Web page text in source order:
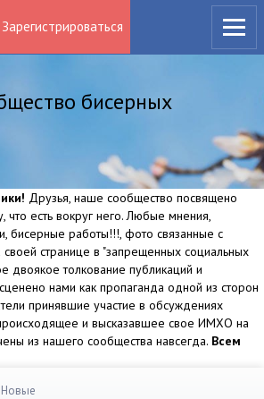
Зарегистрироваться
бисерных
Друзья, наше сообщество посвящено
что есть вокруг него. Любые мнения,
бисерные работы!!!, фото связанные с
своей странице в "запрещенных социальных
двоякое толкование публикаций и
нами как пропаганда одной из сторон
принявшие участие в обсуждениях
и высказавшее свое ИМХО на
из нашего сообщества навсегда. Всем
Новые